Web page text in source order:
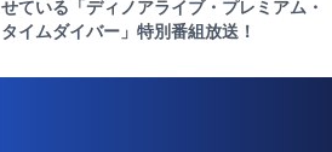
せている「ディノアライブ・プレミアム・
タイムダイバー」特別番組放送！